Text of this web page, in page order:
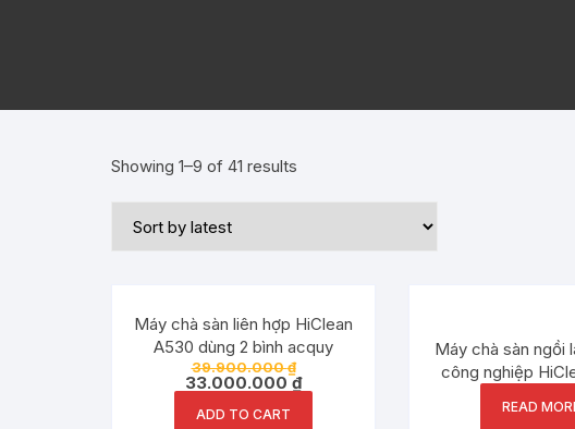
Showing 1–9 of 41 results
Máy chà sàn liên hợp HiClean
A530 dùng 2 bình acquy
39.900.000₫
33.000.000₫
ADD TO CART
Máy chà sàn ngồi
công nghiệp
READ